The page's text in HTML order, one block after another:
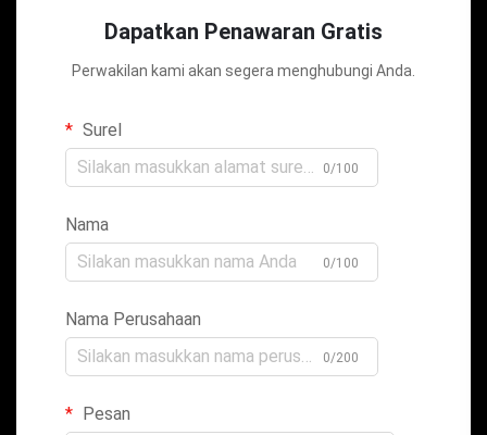
Dapatkan Penawaran Gratis
Perwakilan kami akan segera menghubungi Anda.
Surel
0/100
Nama
0/100
Nama Perusahaan
0/200
Pesan